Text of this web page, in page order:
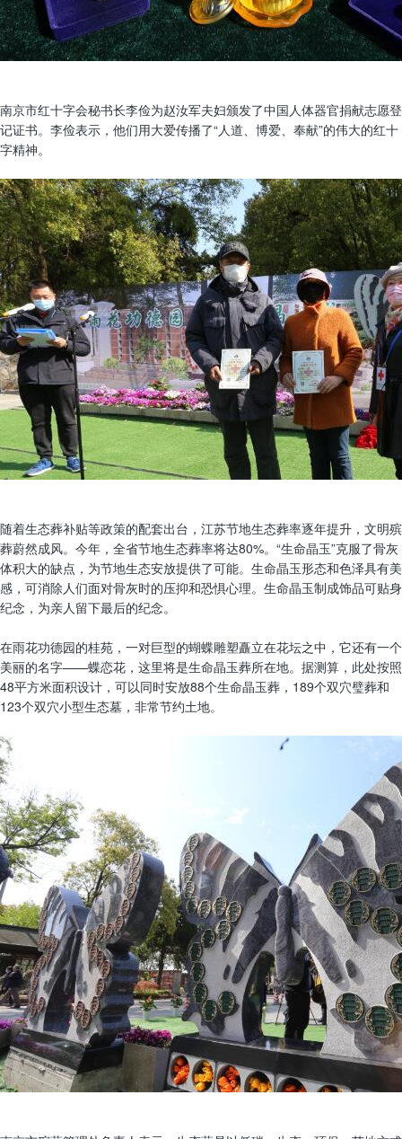
南京市红十字会秘书长李俭为赵汝军夫妇颁发了中国人体器官捐献志愿登
记证书。李俭表示，他们用大爱传播了“人道、博爱、奉献”的伟大的红十
字精神。
随着生态葬补贴等政策的配套出台，江苏节地生态葬率逐年提升，文明殡
葬蔚然成风。今年，全省节地生态葬率将达80%。“生命晶玉”克服了骨灰
体积大的缺点，为节地生态安放提供了可能。生命晶玉形态和色泽具有美
感，可消除人们面对骨灰时的压抑和恐惧心理。生命晶玉制成饰品可贴身
纪念，为亲人留下最后的纪念。
在雨花功德园的桂苑，一对巨型的蝴蝶雕塑矗立在花坛之中，它还有一个
美丽的名字——蝶恋花，这里将是生命晶玉葬所在地。据测算，此处按照
48平方米面积设计，可以同时安放88个生命晶玉葬，189个双穴璧葬和
123个双穴小型生态墓，非常节约土地。